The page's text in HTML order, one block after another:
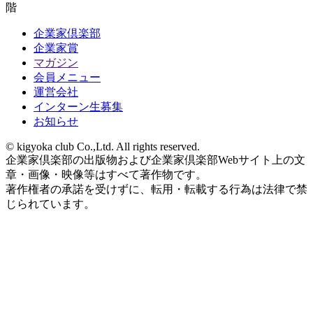
階
企業家倶楽部
企業家賞
マガジン
会員メニュー
運営会社
インターン生募集
お知らせ
© kigyoka club Co.,Ltd. All rights reserved.
企業家倶楽部の出版物および企業家倶楽部Webサイト上の文
章・画像・映像等はすべて著作物です。
著作権者の承諾を受けずに、転用・転載する行為は法律で禁
じられています。